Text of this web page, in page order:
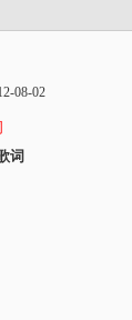
08-02
词